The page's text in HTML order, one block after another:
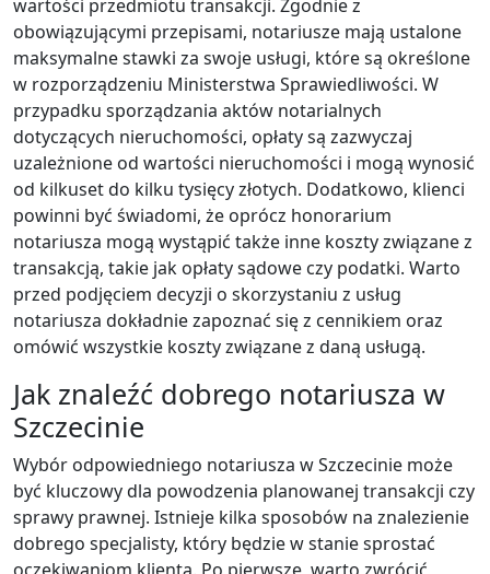
wartości przedmiotu transakcji. Zgodnie z
obowiązującymi przepisami, notariusze mają ustalone
maksymalne stawki za swoje usługi, które są określone
w rozporządzeniu Ministerstwa Sprawiedliwości. W
przypadku sporządzania aktów notarialnych
dotyczących nieruchomości, opłaty są zazwyczaj
uzależnione od wartości nieruchomości i mogą wynosić
od kilkuset do kilku tysięcy złotych. Dodatkowo, klienci
powinni być świadomi, że oprócz honorarium
notariusza mogą wystąpić także inne koszty związane z
transakcją, takie jak opłaty sądowe czy podatki. Warto
przed podjęciem decyzji o skorzystaniu z usług
notariusza dokładnie zapoznać się z cennikiem oraz
omówić wszystkie koszty związane z daną usługą.
Jak znaleźć dobrego notariusza w
Szczecinie
Wybór odpowiedniego notariusza w Szczecinie może
być kluczowy dla powodzenia planowanej transakcji czy
sprawy prawnej. Istnieje kilka sposobów na znalezienie
dobrego specjalisty, który będzie w stanie sprostać